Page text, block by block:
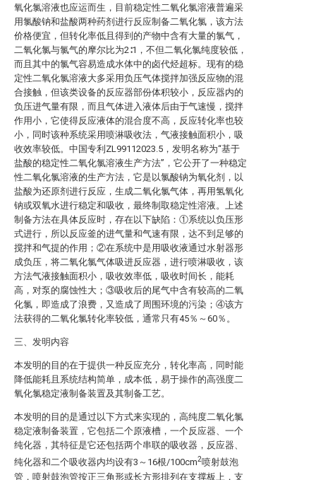
氧化氯溶液也应运而生，目前稳定性二氧化氯溶液普遍采
用氯酸钠和盐酸两种药剂进行反应制备二氧化氯，该方法
价格便宜，但转化率低且得到的产物中含有大量的氯气，
二氧化氯与氯气的摩尔比为2∶1，不但二氧化氯纯度较低，
而且其中的氯气容易造成水体中的卤代烃超标。现有的稳
定性二氧化氯溶液大多采用负压气体搅拌加强反应物的混
合接触，但该类设备的反应器部份体积较小，反应器内的
负压进气量有限，而且气体进入液体后由于气速慢，搅拌
作用小，它使得反应液体的混合度不高，反应转化率也较
小，同时该种系统采用喷淋吸收法，气液接触面积小，吸
收效率较低。中国专利ZL99112023.5，发明名称为“基于
盐酸的稳定性二氧化氯溶液生产方法”，它公开了一种稳定
性二氧化氯溶液的生产方法，它是以氯酸钠为氧化剂，以
盐酸为还原剂进行反应，生成二氧化氯气体，再用氢氧化
钠或双氧水进行稳定和吸收，最终制取稳定性溶液。上述
制备方法在具体反应时，存在以下缺陷：①系统以负压形
式进行，所以反应釜的进气量和气速有限，达不到足够的
搅拌和气提的作用；②在系统中是用吸收液通过水射器形
成负压，将二氧化氯气体吸进反应器，进行喷淋吸收，该
方法气液接触面积小，吸收效率低，吸收时间长，能耗
高，对泵的腐蚀性大；③吸收后的尾气中含有较高的二氧
化氯，即造成了浪费，又造成了周围环境的污染；④该方
法获得的二氧化氯转化率较低，通常只有45％～60％。
三、发明内容
本发明的目的在于提供一种反应充分，转化率高，同时能
降低能耗且系统结构简单，成本低，易于操作的高强度二
氧化氯稳定液制备装置及其制备工艺。
本发明的目的是通过以下方式来实现的，高纯度二氧化氯
稳定液制备装置，它包括二个原液槽，一个反应器、一个
纯化器，其特征是它还包括两个串联的吸收器，反应器、
纯化器和二个吸收器内均设有3～16根/100cm2喷射鼓泡
管，喷射鼓泡管按正三角形或长方形排列在支撑板上，支